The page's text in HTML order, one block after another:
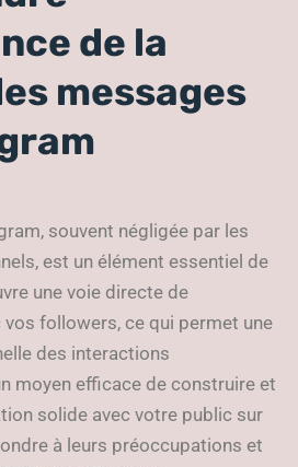
de la
messages
souvent négligée par les
est un élément essentiel de
une voie directe de
followers, ce qui permet une
des interactions
moyen efficace de construire et
solide avec votre public sur
à leurs préoccupations et